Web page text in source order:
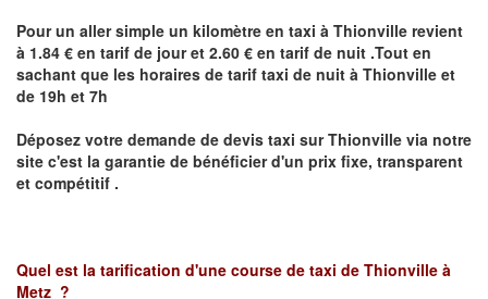
Pour un aller simple un kilomètre en taxi à Thionville revient
à 1.84 € en tarif de jour et 2.60 € en tarif de nuit .Tout en
sachant que les horaires de tarif taxi de nuit à Thionville et
de 19h et 7h
Déposez votre demande de devis taxi surThionville via notre
site c'est la garantie de bénéficier d'un prix fixe, transparent
et compétitif .
Quel est la tarification d'une course de taxi de Thionville à
Metz ?